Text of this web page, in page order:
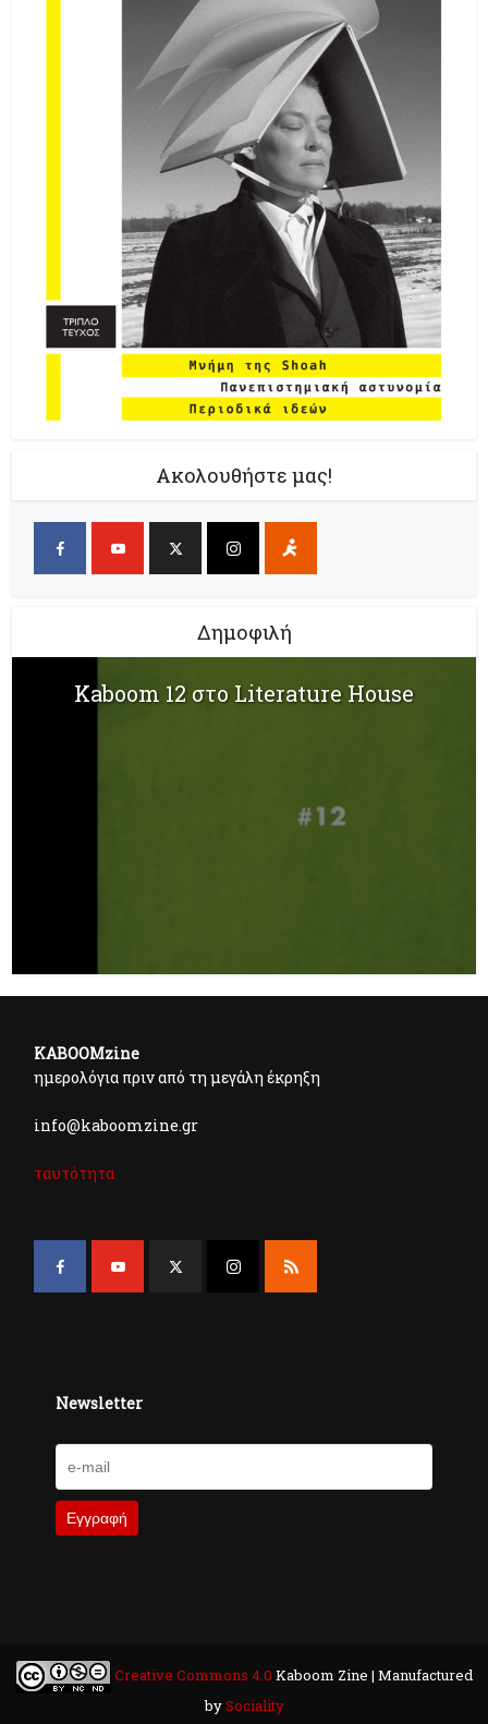
Ακολουθήστε μας!
Δημοφιλή
Kaboom 12 στο Literature House
KABOOMzine
ημερολόγια πριν από τη μεγάλη έκρηξη
info@kaboomzine.gr
ταυτότητα
Newsletter
Creative Commons 4.0 Kaboom Zine | Manufactured
bySociality